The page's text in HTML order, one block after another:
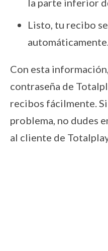
la parte inferior
Listo, tu recibo
Con esta
contraseña de
recibos fácilmente.
problema, no dudes
al cliente de